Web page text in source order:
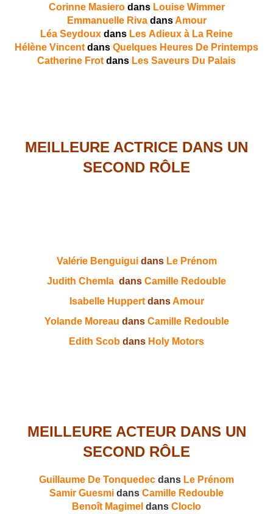
Corinne Masierodans Louise Wimmer
Emmanuelle RivadansAmour
Léa Seydoux dans Les Adieux à La Reine
Hélène Vincent dans Quelques Heures De Printemps
Catherine Frot dans Les Saveurs Du Palais
MEILLEURE ACTRICE DANS UN
SECOND RÔLE
Valérie Benguiguidans Le Prénom
Judith Chemla dans Camille Redouble
Isabelle HuppertdansAmour
Yolande Moreau dans Camille Redouble
Edith Scob dans Holy Motors
MEILLEURE ACTEUR DANS UN
SECOND RÔLE
Guillaume De Tonquedec dans Le Prénom
Samir Guesmi dans Camille Redouble
Benoît Magimel dans Cloclo